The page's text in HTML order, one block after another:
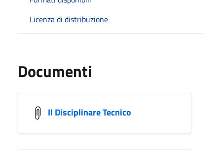
Licenza di distribuzione
Documenti
Il Disciplinare Tecnico